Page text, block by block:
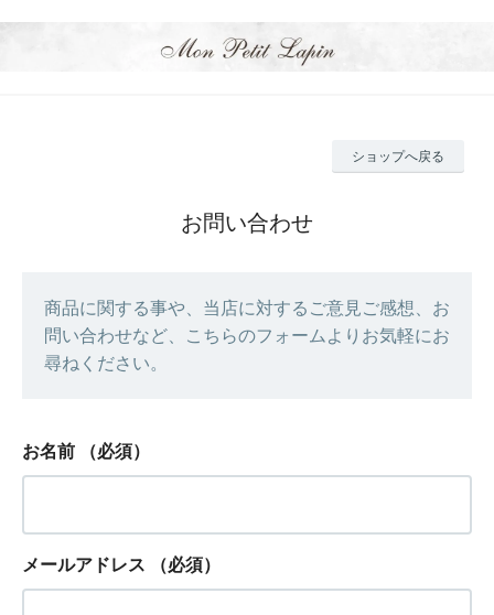
ショップへ戻る
お問い合わせ
商品に関する事や、当店に対するご意見ご感想、お
問い合わせなど、こちらのフォームよりお気軽にお
尋ねください。
お名前 （必須）
メールアドレス （必須）